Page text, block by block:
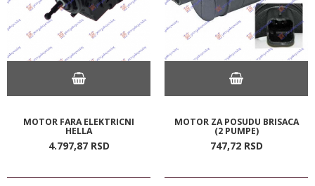
MOTOR FARA ELEKTRICNI
HELLA
4.797,87 RSD
MOTOR ZA POSUDU BRISACA
(2 PUMPE)
747,72 RSD